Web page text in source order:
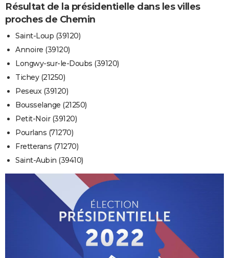
Résultat de la présidentielle dans les villes
proches de Chemin
Saint-Loup (39120)
Annoire (39120)
Longwy-sur-le-Doubs (39120)
Tichey (21250)
Peseux (39120)
Bousselange (21250)
Petit-Noir (39120)
Pourlans (71270)
Fretterans (71270)
Saint-Aubin (39410)